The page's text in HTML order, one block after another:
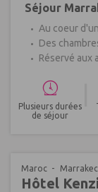
Séjour
Au coeur
Des
Réservé aux
Plusieurs durées
de séjour
Maroc
Hôtel